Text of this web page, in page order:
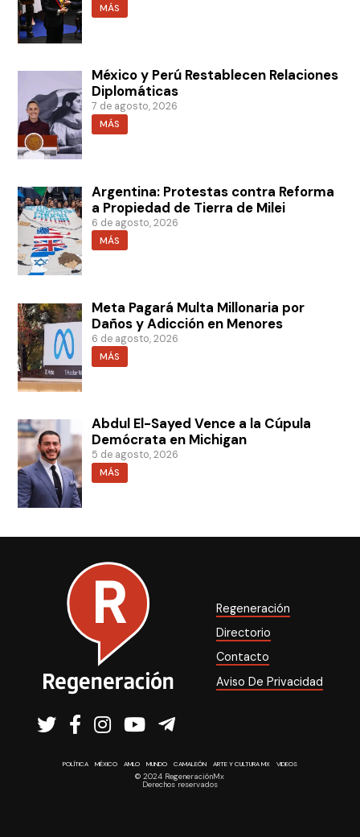
MÁS
México y Perú Restablecen Relaciones
Diplomáticas
7 de agosto, 2026
MÁS
Argentina: Protestas contra Reforma
a Propiedad de Tierra de Milei
6 de agosto, 2026
MÁS
Meta Pagará Multa Millonaria por
Daños y Adicción en Menores
6 de agosto, 2026
MÁS
Abdul El-Sayed Vence a la Cúpula
Demócrata en Michigan
5 de agosto, 2026
MÁS
Regeneración
Directorio
Contacto
Aviso De Privacidad
POLÍTICA MÉXICO AMLO MUNDO CAMALEÓN ARTE Y CULTURA MX VIDEOS
© 2024 RegeneraciónMx
Derechos reservados